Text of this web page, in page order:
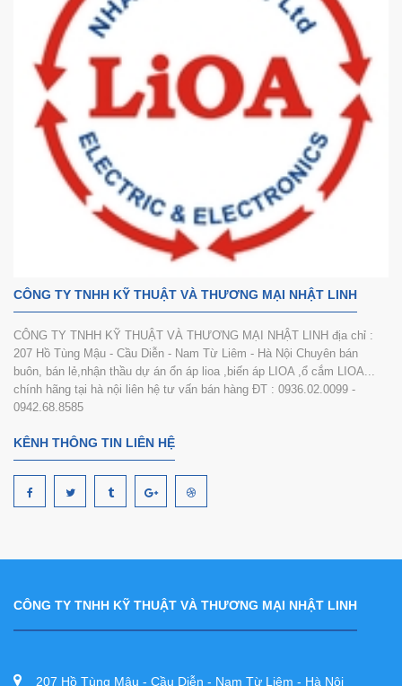
CÔNG TY TNHH KỸ THUẬT VÀ THƯƠNG MẠI NHẬT LINH
CÔNG TY TNHH KỸ THUẬT VÀ THƯƠNG MẠI NHẬT LINH địa chỉ :
207 Hồ Tùng Mậu - Cầu Diễn - Nam Từ Liêm - Hà Nội Chuyên bán
buôn, bán lẻ,nhận thầu dự án ổn áp lioa ,biến áp LIOA ,ổ cắm LIOA...
chính hãng tại hà nội liên hệ tư vấn bán hàng ĐT : 0936.02.0099 -
0942.68.8585
KÊNH THÔNG TIN LIÊN HỆ
CÔNG TY TNHH KỸ THUẬT VÀ THƯƠNG MẠI NHẬT LINH
207 Hồ Tùng Mậu - Cầu Diễn - Nam Từ Liêm - Hà Nội